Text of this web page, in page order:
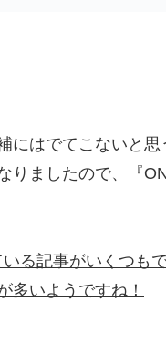
にはでてこないと思
りましたので、『
る記事がいくつも
多いようですね！